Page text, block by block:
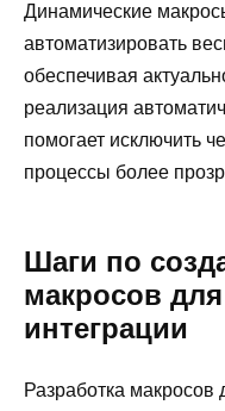
Динамические
автоматизировать
обеспечивая
реализация
помогает исключить
процессы более
Шаги по
макросов
интеграции
Разработка макросов